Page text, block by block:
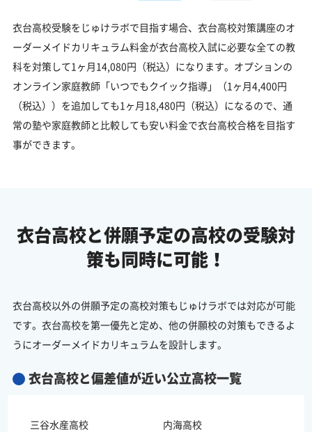
衣台高校受験をじゅけラボで目指す場合、衣台高校対策講座のオ
ーダーメイドカリキュラム料金が衣台高校入試に必要な全ての教
科を対策して1ヶ月14,080円（税込）になります。オプションの
オンライン家庭教師「いつでもクイック指導」（1ヶ月4,400円
（税込））を追加しても1ヶ月18,480円（税込）になるので、通
常の塾や家庭教師と比較しても安い料金で衣台高校合格を目指す
事ができます。
衣台高校と併願予定の高校の受験対
策も同時に可能！
衣台高校以外の併願予定の高校対策もじゅけラボでは対応が可能
です。衣台高校を第一優先と定め、他の併願校の対策もできるよ
うにオーダーメイドカリキュラムを設計します。
衣台高校と偏差値が近い公立高校一覧
三谷水産高校 内海高校